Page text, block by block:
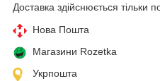
Доставка здійснюється тільки
Нова Пошта
Магазини Rozetka
Укрпошта